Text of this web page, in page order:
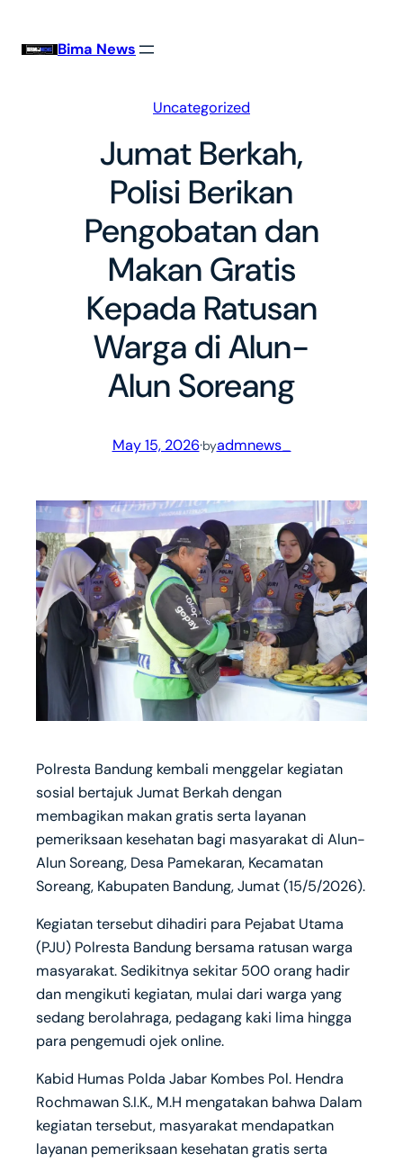
Bima News
Uncategorized
Jumat Berkah,
Polisi Berikan
Pengobatan dan
Makan Gratis
Kepada Ratusan
Warga di Alun-
Alun Soreang
May 15, 2026·byadmnews_
Polresta Bandung kembali menggelar kegiatan
sosial bertajuk Jumat Berkah dengan
membagikan makan gratis serta layanan
pemeriksaan kesehatan bagi masyarakat di Alun-
Alun Soreang, Desa Pamekaran, Kecamatan
Soreang, Kabupaten Bandung, Jumat (15/5/2026).
Kegiatan tersebut dihadiri para Pejabat Utama
(PJU) Polresta Bandung bersama ratusan warga
masyarakat. Sedikitnya sekitar 500 orang hadir
dan mengikuti kegiatan, mulai dari warga yang
sedang berolahraga, pedagang kaki lima hingga
para pengemudi ojek online.
Kabid Humas Polda Jabar Kombes Pol. Hendra
Rochmawan S.I.K., M.H mengatakan bahwa Dalam
kegiatan tersebut, masyarakat mendapatkan
layanan pemeriksaan kesehatan gratis serta